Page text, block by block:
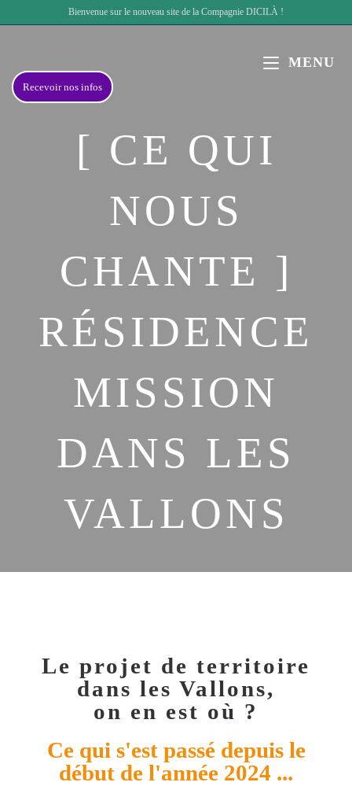
Bienvenue sur le nouveau site de la Compagnie DICILÀ !
MENU
[ CE QUI
NOUS
CHANTE ]
RÉSIDENCE
MISSION
DANS LES
VALLONS
Le projet de territoire
dans les Vallons,
on en est où ?
Ce qui s'est passé depuis le
début de l'année 2024 ...
Recevoir nos infos